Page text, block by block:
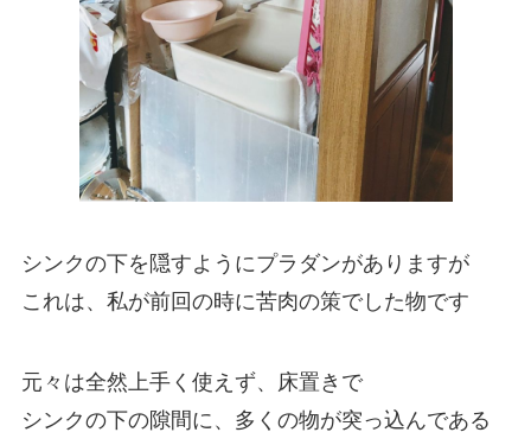
シンクの下を隠すようにプラダンがありますが
これは、私が前回の時に苦肉の策でした物です
元々は全然上手く使えず、床置きで
シンクの下の隙間に、多くの物が突っ込んである